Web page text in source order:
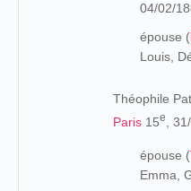
04/02/
épouse (
Louis,
Théophile
Paris 15e ,
épouse (
Emma,